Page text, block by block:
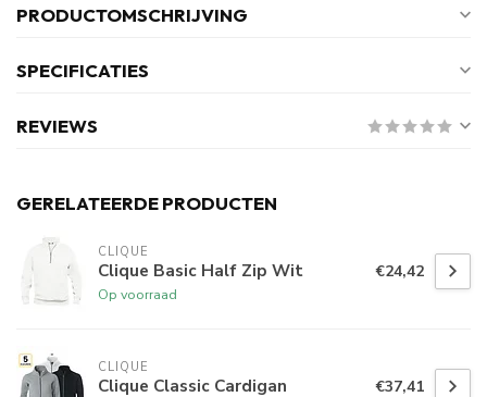
PRODUCTOMSCHRIJVING
SPECIFICATIES
REVIEWS
GERELATEERDE PRODUCTEN
CLIQUE
Clique Basic Half Zip Wit
Op voorraad
€24,42
CLIQUE
Clique Classic Cardigan €37,41